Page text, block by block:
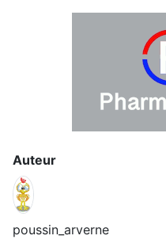
Auteur
poussin_arverne